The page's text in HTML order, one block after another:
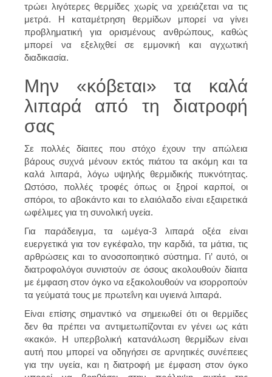
τρώει λιγότερες θερμίδες χωρίς να χρειάζεται να τις
μετρά. Η καταμέτρηση θερμίδων μπορεί να γίνει
προβληματική για ορισμένους ανθρώπους, καθώς
μπορεί να εξελιχθεί σε εμμονική και αγχωτική
διαδικασία.
Μην «κόβεται» τα καλά
λιπαρά από τη διατροφή
σας
Σε πολλές δίαιτες που στόχο έχουν την απώλεια
βάρους συχνά μένουν εκτός πιάτου τα ακόμη και τα
καλά λιπαρά, λόγω υψηλής θερμιδικής πυκνότητας.
Ωστόσο, πολλές τροφές όπως οι ξηροί καρποί, οι
σπόροι, το αβοκάντο και το ελαιόλαδο είναι εξαιρετικά
ωφέλιμες για τη συνολική υγεία.
Για παράδειγμα, τα ωμέγα-3 λιπαρά οξέα είναι
ευεργετικά για τον εγκέφαλο, την καρδιά, τα μάτια, τις
αρθρώσεις και το ανοσοποιητικό σύστημα. Γι’ αυτό, οι
διατροφολόγοι συνιστούν σε όσους ακολουθούν δίαιτα
με έμφαση στον όγκο να εξακολουθούν να ισορροπούν
τα γεύματά τους με πρωτεΐνη και υγιεινά λιπαρά.
Είναι επίσης σημαντικό να σημειωθεί ότι οι θερμίδες
δεν θα πρέπει να αντιμετωπίζονται εν γένει ως κάτι
«κακό». Η υπερβολική κατανάλωση θερμίδων είναι
αυτή που μπορεί να οδηγήσει σε αρνητικές συνέπειες
για την υγεία, και η διατροφή με έμφαση στον όγκο